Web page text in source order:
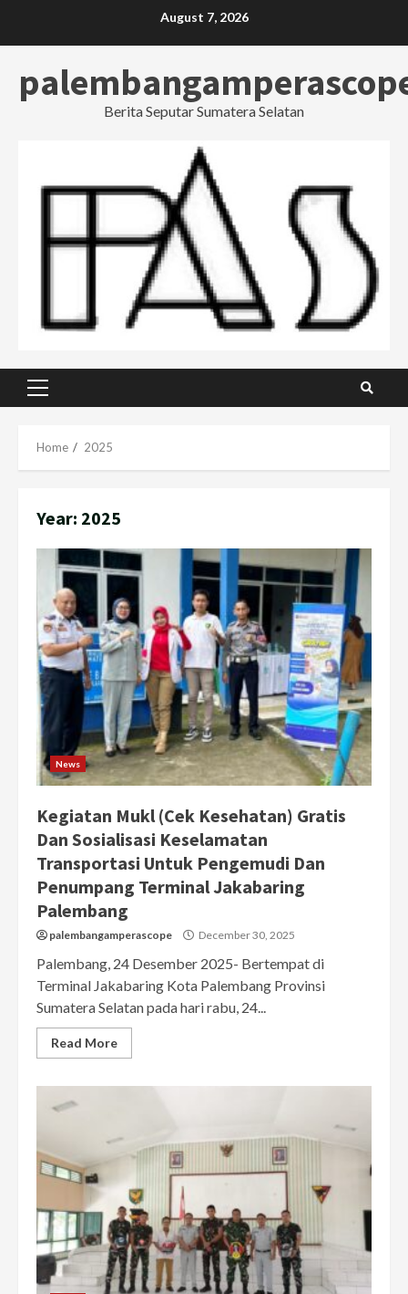
August 7, 2026
Berita Seputar Sumatera Selatan
Primary
Home 2025
Year: 2025
News
Kegiatan Mukl (Cek Kesehatan) Gratis
Dan Sosialisasi Keselamatan
Transportasi Untuk Pengemudi Dan
Penumpang Terminal Jakabaring
Palembang
palembangamperascope December 30, 2025
Palembang, 24 Desember 2025- Bertempat di
Terminal Jakabaring Kota Palembang Provinsi
Sumatera Selatan pada hari rabu, 24...
Read More